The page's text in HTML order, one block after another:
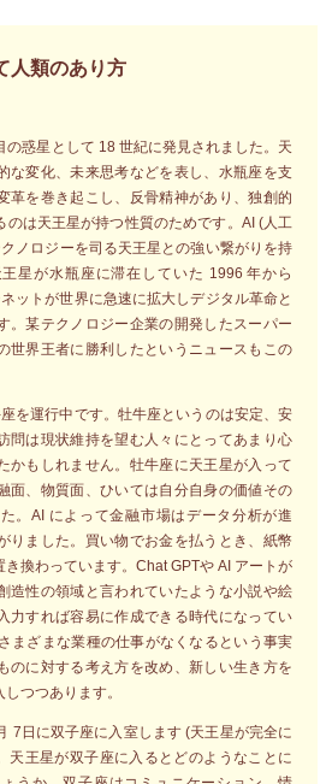
人類のあり方
の惑星として 18 世紀に発見されました。天
な変化、未来思考などを表し、水瓶座を支
革を巻き起こし、反骨精神があり、独創的
のは天王星が持つ性質のためです。AI (人工
ノロジーを司る天王星との強い繋がりを持
星が水瓶座に滞在していた 1996 年から
ットが世界に急速に拡大しデジタル革命と
。某テクノロジー企業の開発したスーパー
世界王者に勝利したというニュースもこの
を運行中です。牡牛座というのは安定、安
問は現状維持を望む人々にとってあまり心
かもしれません。牡牛座に天王星が入って
面、物質面、ひいては自分自身の価値その
。AI によって金融市場はデータ分析が進
りました。買い物でお金を払うとき、紙幣
換わっています。Chat GPTや AI アートが
造性の領域と言われていたような小説や絵
力すれば容易に作成できる時代になってい
まざまな業種の仕事がなくなるという事実
のに対する考え方を改め、新しい生き方を
つつあります。
7日に双子座に入室します (天王星が完全に
天王星が双子座に入るとどのようなことに